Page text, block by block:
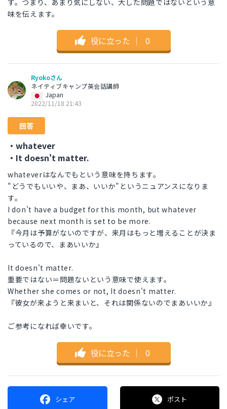
す。つまり、あまり気にしない、大した問題ではないという意
味を伝えます。
役に立った ｜ 0
Ryokoさん
ネイティブキャンプ英会話講師
Japan
2022/11/18 21:43
回答
・whatever
・It doesn't matter.
whateverはなんでもという意味を持ちます。
"どうでもいいや、まあ、いいか"というニュアンスになりま
す。
I don't have a budget for this month, but whatever
because next month is set to be more.
『今月は予算がないのですが、来月はもっと増えることが決ま
っているので、まあいいか』
It doesn't matter.
重要ではない＝問題ないという意味で使えます。
Whether she comes or not, It doesn't matter.
『彼女が来ようと来まいと、それは関係ないのでまあいいか』
ご参考になれば幸いです。
役に立った ｜ 0
シェア ポスト